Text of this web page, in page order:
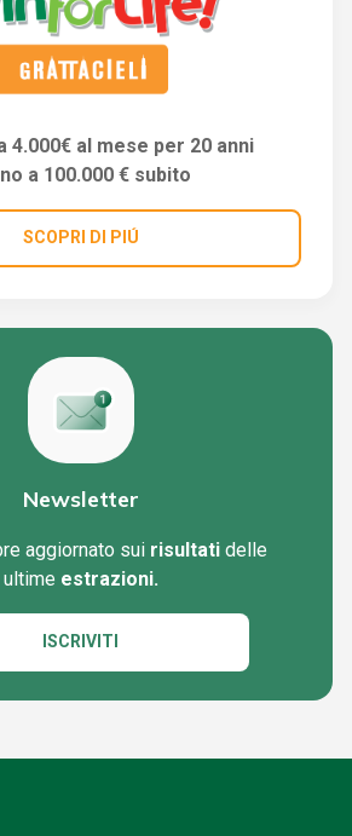
4.000€ al mese per 20 anni
a 100.000 € subito
SCOPRI DI PIÚ
Newsletter
aggiornato sui risultati delle
ultime estrazioni.
ISCRIVITI